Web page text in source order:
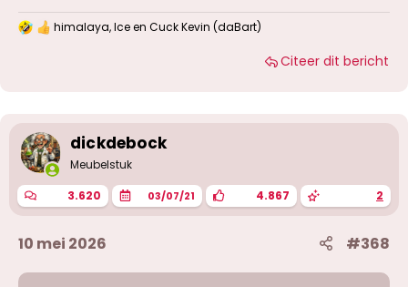
W
n
g
n
:
himalaya,Iceen Cuck Kevin (daBart)
Citeer dit bericht
dickdebock
Meubelstuk
3.620 03/07/21 4.867 2
10 mei 2026 #368